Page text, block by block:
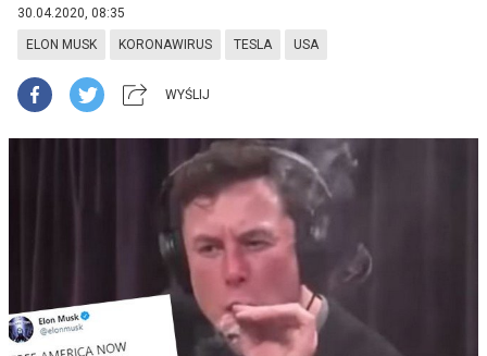
30.04.2020, 08:35
ELON MUSK KORONAWIRUS TESLA USA
WYŚLIJ